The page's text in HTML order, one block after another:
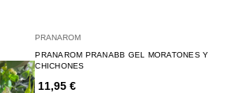
PRANAROM
PRANAROM PRANABB GEL MORATONES Y
CHICHONES
11,95 €